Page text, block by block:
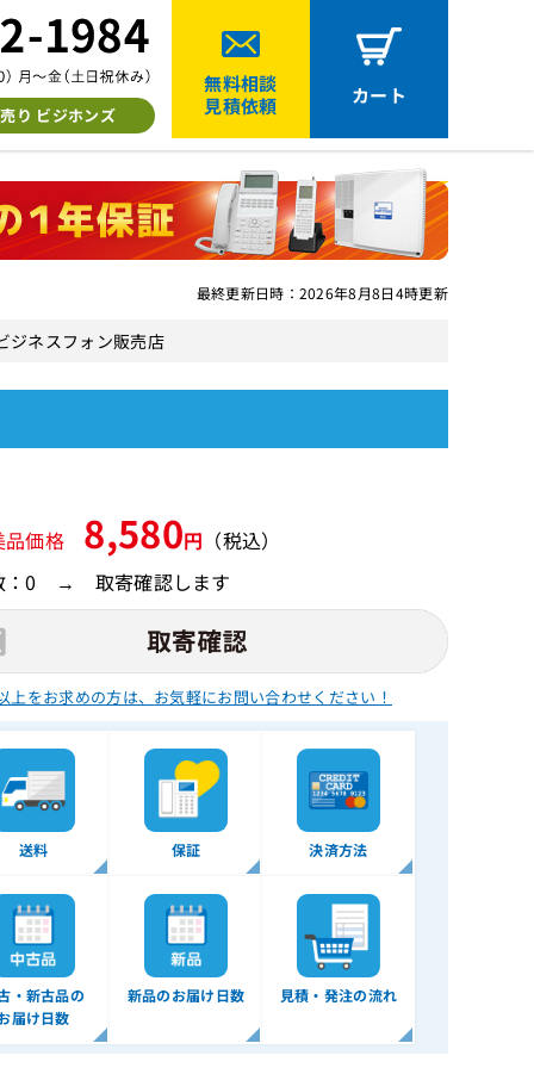
り ビジホンズ
無料相談
見積依頼
カート
最終更新日時：2026年8月8日4時更新
ネスフォン販売店
品価格 8,580円 （税込）
：0 → 取寄確認します
上をお求めの方は、 お気軽にお問い合わせください！
送料 保証 決済方法
・新古品の
届け日数
新品のお届け日数 見積・発注の流れ